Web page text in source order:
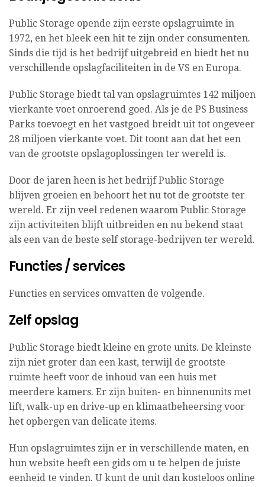
Public Storage opende zijn eerste opslagruimte in
1972, en het bleek een hit te zijn onder consumenten.
Sinds die tijd is het bedrijf uitgebreid en biedt het nu
verschillende opslagfaciliteiten in de VS en Europa.
Public Storage biedt tal van opslagruimtes 142 miljoen
vierkante voet onroerend goed. Als je de PS Business
Parks toevoegt en het vastgoed breidt uit tot ongeveer
28 miljoen vierkante voet. Dit toont aan dat het een
van de grootste opslagoplossingen ter wereld is.
Door de jaren heen is het bedrijf Public Storage
blijven groeien en behoort het nu tot de grootste ter
wereld. Er zijn veel redenen waarom Public Storage
zijn activiteiten blijft uitbreiden en nu bekend staat
als een van de beste self storage-bedrijven ter wereld.
Functies / services
Functies en services omvatten de volgende.
Zelf opslag
Public Storage biedt kleine en grote units. De kleinste
zijn niet groter dan een kast, terwijl de grootste
ruimte heeft voor de inhoud van een huis met
meerdere kamers. Er zijn buiten- en binnenunits met
lift, walk-up en drive-up en klimaatbeheersing voor
het opbergen van delicate items.
Hun opslagruimtes zijn er in verschillende maten, en
hun website heeft een gids om u te helpen de juiste
eenheid te vinden. U kunt de unit dan kosteloos online